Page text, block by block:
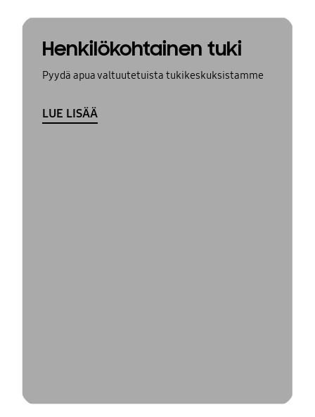
Henkilökohtainen tuki
Pyydä apua valtuutetuista tukikeskuksistamme
LUE LISÄÄ